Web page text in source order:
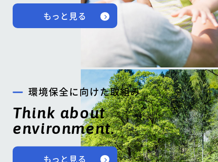
もっと見る
環境保全に向けた取組み
Think about
environment.
もっと見る